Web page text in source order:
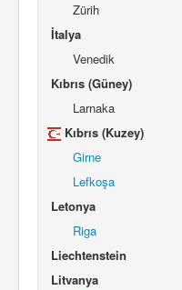
Zürih
İtalya
Venedik
Kıbrıs (Güney)
Larnaka
Kıbrıs (Kuzey)
Girne
Lefkoşa
Letonya
Riga
Liechtenstein
Litvanya